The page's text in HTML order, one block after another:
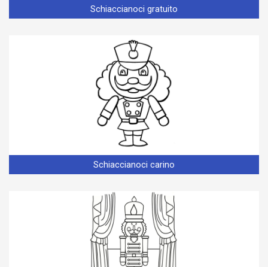
Schiaccianoci gratuito
Schiaccianoci carino